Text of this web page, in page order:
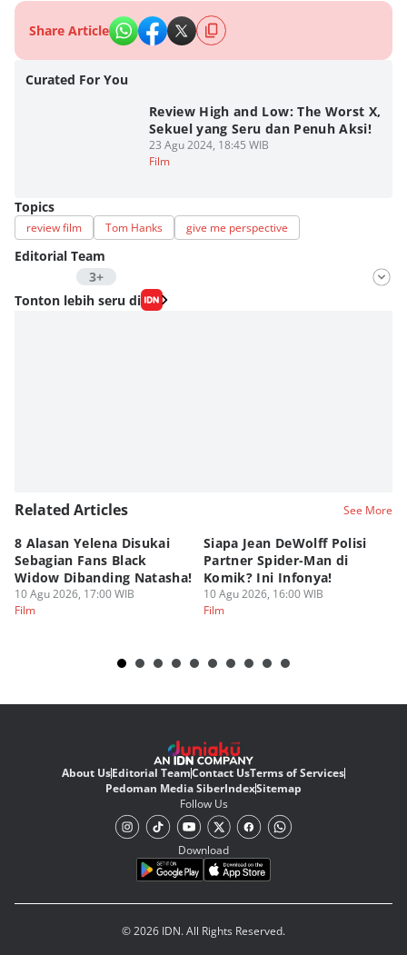
Share Article
Curated For You
Review High and Low: The Worst X,
Sekuel yang Seru dan Penuh Aksi!
23 Agu 2024, 18:45 WIB
Film
Topics
review film Tom Hanks give me perspective
Editorial Team
3+
Editor
Fahrul Razi Uni Nurullah
Tonton lebih seru di
Related Articles See More
8 Alasan Yelena Disukai
Sebagian Fans Black
Widow Dibanding Natasha!
10 Agu 2026, 17:00 WIB
Film
Siapa Jean DeWolff Polisi
Partner Spider-Man di
Komik? Ini Infonya!
10 Agu 2026, 16:00 WIB
Film
About UsEditorial TeamContact UsTerms of Services
Pedoman Media SiberIndexSitemap
Follow Us
Download
© 2026 IDN. All Rights Reserved.